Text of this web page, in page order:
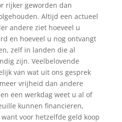
rijker geworden dan
Altijd een actueel
andere ziet hoeveel u
en hoeveel u nog ontvangt
zelf in landen die al
zijn. Veelbelovende
van wat uit ons gesprek
vrijheid dan andere
een werkdag weet u al of
kunnen financieren,
voor hetzelfde geld koop